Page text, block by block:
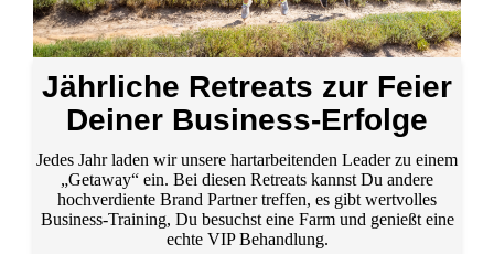
Jährliche Retreats zur Feier
Deiner Business-Erfolge
Jedes Jahr laden wir unsere hartarbeitenden Leader zu einem
„Getaway“ ein. Bei diesen Retreats kannst Du andere
hochverdiente Brand Partner treffen, es gibt wertvolles
Business-Training, Du besuchst eine Farm und genießt eine
echte VIP Behandlung.